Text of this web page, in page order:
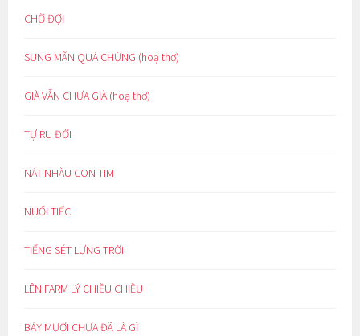
CHỜ ĐỢI
SUNG MÃN QUÁ CHỪNG (hoạ thơ)
GIÀ VẪN CHƯA GIÀ (hoạ thơ)
TỰ RU ĐỜI
NÁT NHÀU CON TIM
NUỐI TIẾC
TIẾNG SÉT LƯNG TRỜI
LÊN FARM LÝ CHIỀU CHIỀU
BẢY MƯƠI CHƯA ĐÃ LÀ GÌ